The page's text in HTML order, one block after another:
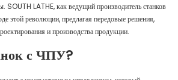
SOUTH LATHE, как ведущий производитель станков
этой революции, предлагая передовые решения,
и производства продукции.
с ЧПУ?